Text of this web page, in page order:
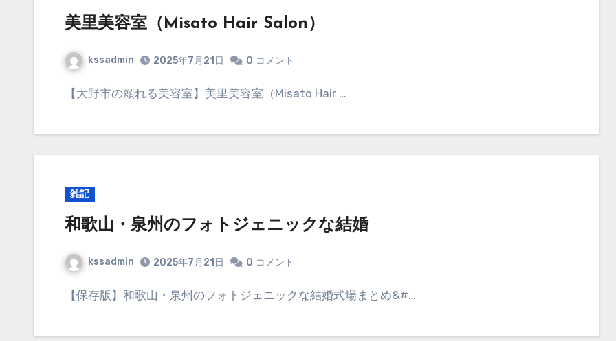
美里美容室（Misato Hair Salon）
kssadmin 2025年7月21日 0 コメント
【大野市の頼れる美容室】美里美容室（Misato Hair …
雑記
和歌山・泉州のフォトジェニックな結婚
kssadmin 2025年7月21日 0 コメント
【保存版】和歌山・泉州のフォトジェニックな結婚式場まとめ&#…